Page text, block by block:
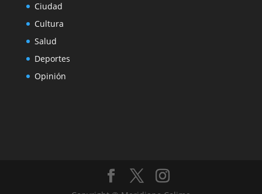
Ciudad
Cultura
Salud
Deportes
Opinión